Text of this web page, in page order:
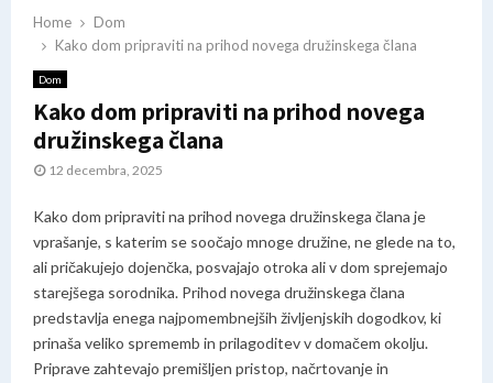
Home
Dom
Kako dom pripraviti na prihod novega družinskega člana
Dom
Kako dom pripraviti na prihod novega
družinskega člana
12 decembra, 2025
Kako dom pripraviti na prihod novega družinskega člana je
vprašanje, s katerim se soočajo mnoge družine, ne glede na to,
ali pričakujejo dojenčka, posvajajo otroka ali v dom sprejemajo
starejšega sorodnika. Prihod novega družinskega člana
predstavlja enega najpomembnejših življenjskih dogodkov, ki
prinaša veliko sprememb in prilagoditev v domačem okolju.
Priprave zahtevajo premišljen pristop, načrtovanje in